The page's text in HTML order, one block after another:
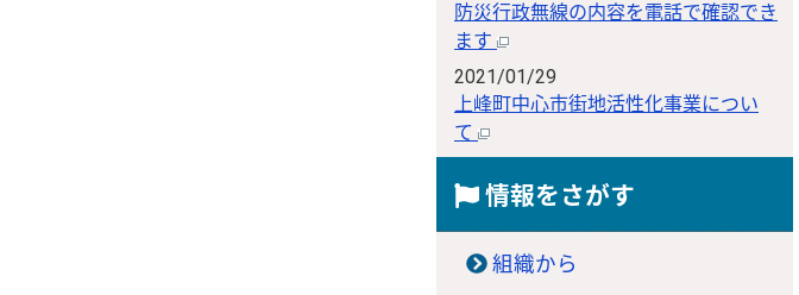
防災行政無線の内容を電話で確認でき
ます
2021/01/29
上峰町中心市街地活性化事業につい
て
情報をさがす
組織から